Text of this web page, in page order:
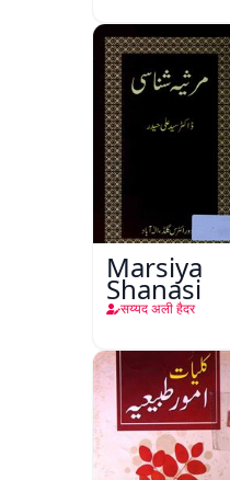
Ka
Ishariya
Marsiya
Shanasi
सय्यद अली हैदर